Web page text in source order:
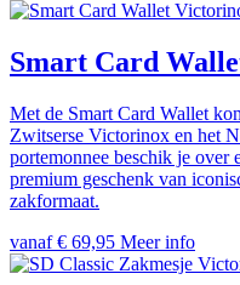
Smart Card
Met de Smart Card Wallet
Zwitserse Victorinox en het
portemonnee beschik je over
premium geschenk van
zakformaat.
vanaf € 69,95 Meer info